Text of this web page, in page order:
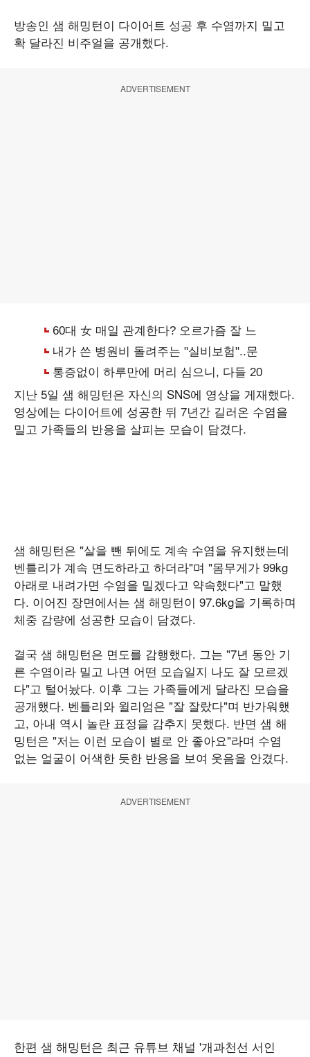
방송인 샘 해밍턴이 다이어트 성공 후 수염까지 밀고
확 달라진 비주얼을 공개했다.
ADVERTISEMENT
지난 5일 샘 해밍턴은 자신의 SNS에 영상을 게재했다.
영상에는 다이어트에 성공한 뒤 7년간 길러온 수염을
밀고 가족들의 반응을 살피는 모습이 담겼다.
샘 해밍턴은 "살을 뺀 뒤에도 계속 수염을 유지했는데
벤틀리가 계속 면도하라고 하더라"며 "몸무게가 99kg
아래로 내려가면 수염을 밀겠다고 약속했다"고 말했
다. 이어진 장면에서는 샘 해밍턴이 97.6kg을 기록하며
체중 감량에 성공한 모습이 담겼다.
결국 샘 해밍턴은 면도를 감행했다. 그는 "7년 동안 기
른 수염이라 밀고 나면 어떤 모습일지 나도 잘 모르겠
다"고 털어놨다. 이후 그는 가족들에게 달라진 모습을
공개했다. 벤틀리와 윌리엄은 "잘 잘랐다"며 반가워했
고, 아내 역시 놀란 표정을 감추지 못했다. 반면 샘 해
밍턴은 "저는 이런 모습이 별로 안 좋아요"라며 수염
없는 얼굴이 어색한 듯한 반응을 보여 웃음을 안겼다.
ADVERTISEMENT
한편 샘 해밍턴은 최근 유튜브 채널 '개과천선 서인